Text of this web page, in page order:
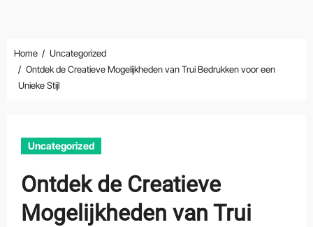
Home
Uncategorized
Ontdek de Creatieve Mogelijkheden van Trui Bedrukken voor een
Unieke Stijl
Uncategorized
Ontdek de Creatieve
Mogelijkheden van Trui